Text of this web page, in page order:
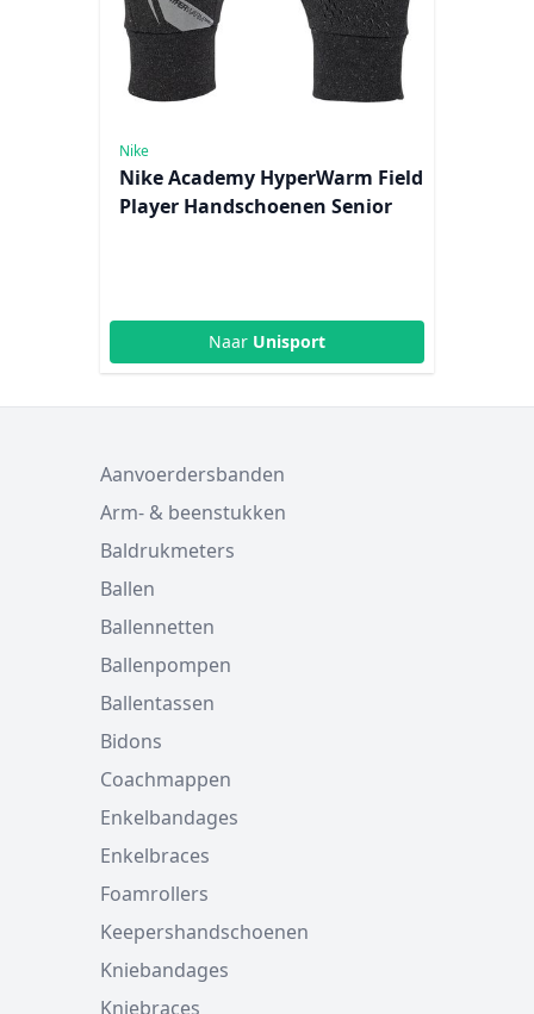
Nike
Nike Academy HyperWarm Field
Player Handschoenen Senior
Naar Unisport
Aanvoerdersbanden
Arm- & beenstukken
Baldrukmeters
Ballen
Ballennetten
Ballenpompen
Ballentassen
Bidons
Coachmappen
Enkelbandages
Enkelbraces
Foamrollers
Keepershandschoenen
Kniebandages
Kniebraces